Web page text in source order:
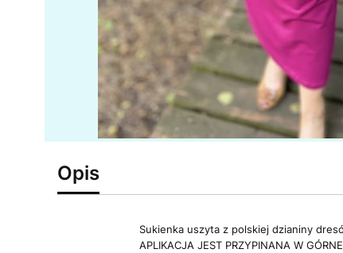
Opis
Sukienka uszyta z polskiej dzianiny
APLIKACJA JEST PRZYPINANA W